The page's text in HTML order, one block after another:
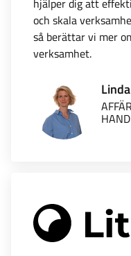
hjälper dig att
och skala
så berättar vi mer
verksamhet.